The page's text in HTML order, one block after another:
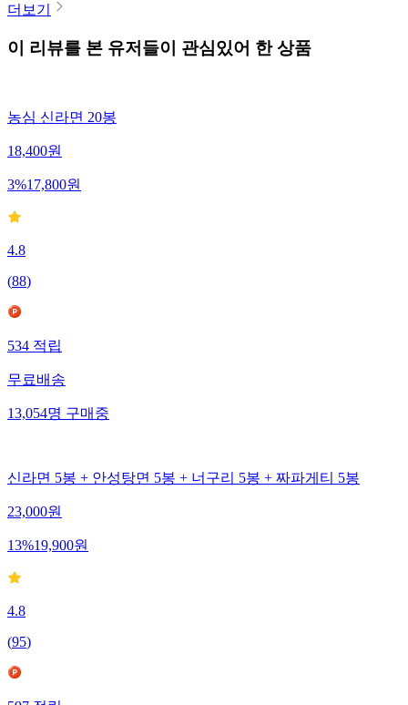
더보기
이 리뷰를 본 유저들이 관심있어 한 상품
농심 신라면 20봉
18,400원
3%17,800원
4.8
(88)
534적립
무료배송
13,054명구매중
신라면 5봉 + 안성탕면 5봉 + 너구리 5봉 + 짜파게티 5봉
23,000원
13%19,900원
4.8
(95)